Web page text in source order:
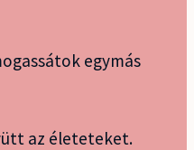
egymás
az életeteket.